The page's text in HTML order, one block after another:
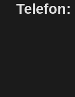
Telefon: